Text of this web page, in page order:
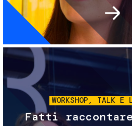
WORKSHOP, TALK E
Fatti